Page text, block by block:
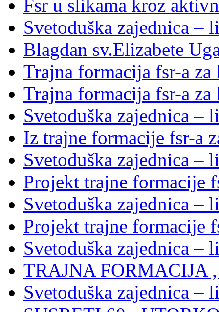
Fsr u slikama kroz
Svetoduška zajednica –
Blagdan sv.Elizabete
Trajna formacija fsr-a za
Trajna formacija fsr-a za
Svetoduška zajednica –
Iz trajne formacije fsr-a
Svetoduška zajednica –
Projekt trajne formacije
Svetoduška zajednica –
Projekt trajne formacije
Svetoduška zajednica –
TRAJNA FORMACIJA
Svetoduška zajednica –